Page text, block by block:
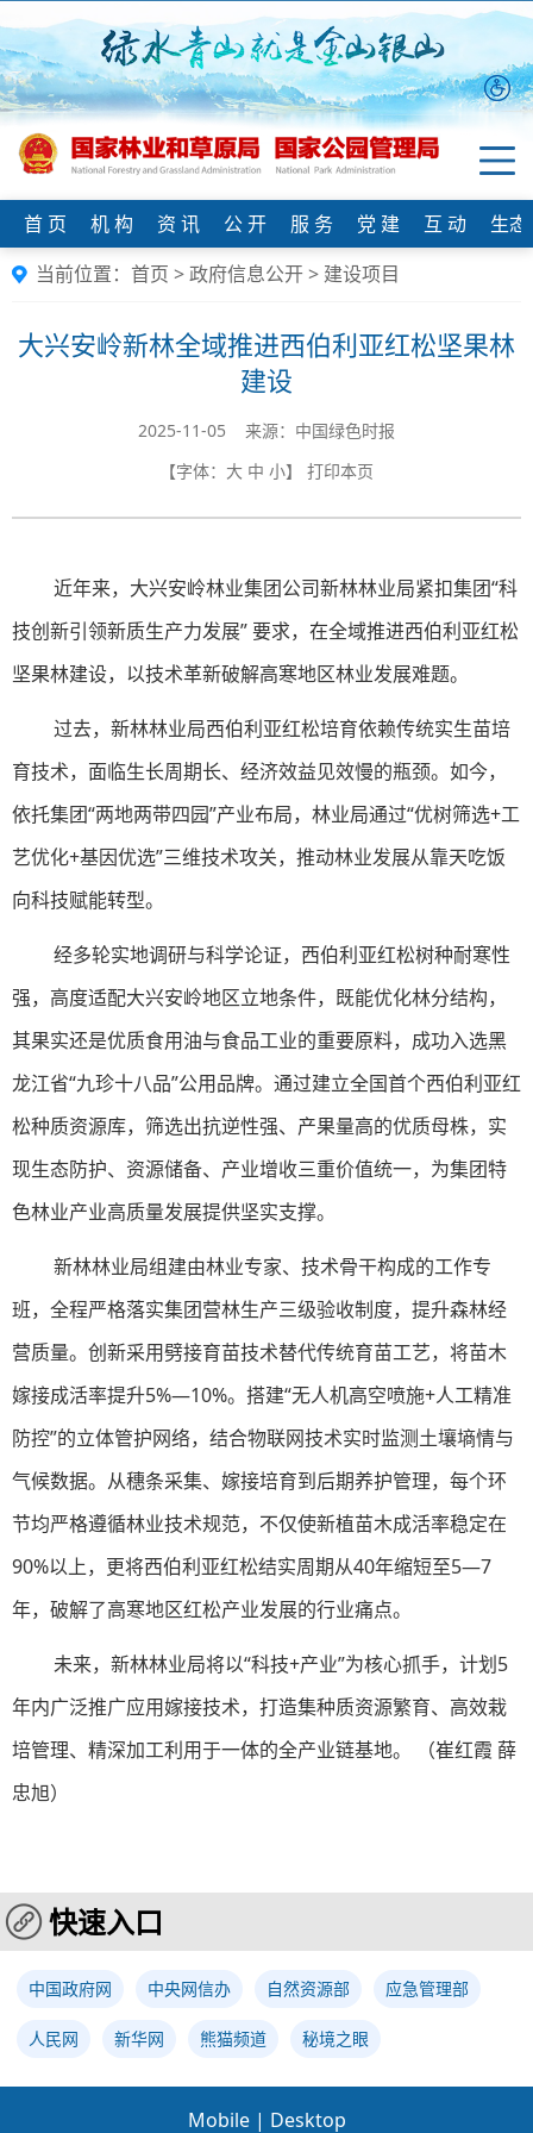
首 页 机 构 资 讯 公 开 服 务 党 建 互 动
生
当前位置： 首页 >政府信息公开>建设项目
大兴安岭新林全域推进西伯利亚红松坚果林
建设
2025-11-05 来源：中国绿色时报
【字体： 大 中 小】 打印本页
近年来，大兴安岭林业集团公司新林林业局紧扣集团“科
技创新引领新质生产力发展” 要求，在全域推进西伯利亚红松
坚果林建设，以技术革新破解高寒地区林业发展难题。
过去，新林林业局西伯利亚红松培育依赖传统实生苗培
育技术，面临生长周期长、经济效益见效慢的瓶颈。如今，
依托集团“两地两带四园”产业布局，林业局通过“优树筛选+工
艺优化+基因优选”三维技术攻关，推动林业发展从靠天吃饭
向科技赋能转型。
经多轮实地调研与科学论证，西伯利亚红松树种耐寒性
强，高度适配大兴安岭地区立地条件，既能优化林分结构，
其果实还是优质食用油与食品工业的重要原料，成功入选黑
龙江省“九珍十八品”公用品牌。通过建立全国首个西伯利亚红
松种质资源库，筛选出抗逆性强、产果量高的优质母株，实
现生态防护、资源储备、产业增收三重价值统一，为集团特
色林业产业高质量发展提供坚实支撑。
新林林业局组建由林业专家、技术骨干构成的工作专
班，全程严格落实集团营林生产三级验收制度，提升森林经
营质量。创新采用劈接育苗技术替代传统育苗工艺，将苗木
嫁接成活率提升5%—10%。搭建“无人机高空喷施+人工精准
防控”的立体管护网络，结合物联网技术实时监测土壤墒情与
气候数据。从穗条采集、嫁接培育到后期养护管理，每个环
节均严格遵循林业技术规范，不仅使新植苗木成活率稳定在
90%以上，更将西伯利亚红松结实周期从40年缩短至5—7
年，破解了高寒地区红松产业发展的行业痛点。
未来，新林林业局将以“科技+产业”为核心抓手，计划5
年内广泛推广应用嫁接技术，打造集种质资源繁育、高效栽
培管理、精深加工利用于一体的全产业链基地。 （崔红霞 薛
忠旭）
快速入口
中国政府网 中央网信办 自然资源部 应急管理部
人民网 新华网 熊猫频道 秘境之眼
Mobile | Desktop